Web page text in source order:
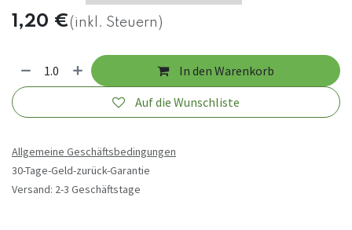
1,20 €(inkl. Steuern)
In den Warenkorb
Auf die Wunschliste
Allgemeine Geschäftsbedingungen
30-Tage-Geld-zurück-Garantie
Versand: 2-3 Geschäftstage